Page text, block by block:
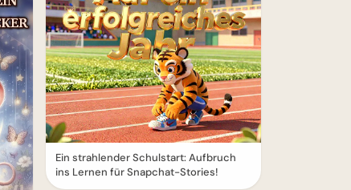
Ein strahlender Schulstart: Aufbruch
ins Lernen für Snapchat-Stories!